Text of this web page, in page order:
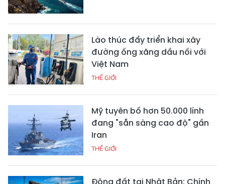
Lào thúc đẩy triển khai xây
đường ống xăng dầu nối với
Việt Nam
THẾ GIỚI
Mỹ tuyên bố hơn 50.000 lính
đang "sẵn sàng cao độ" gần
Iran
THẾ GIỚI